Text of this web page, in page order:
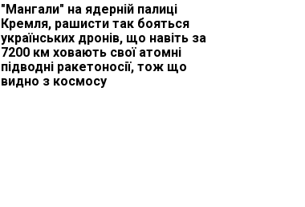
"Мангали" на ядерній палиці
Кремля, рашисти так бояться
українських дронів, що навіть за
7200 км ховають свої атомні
підводні ракетоносії, тож що
видно з космосу